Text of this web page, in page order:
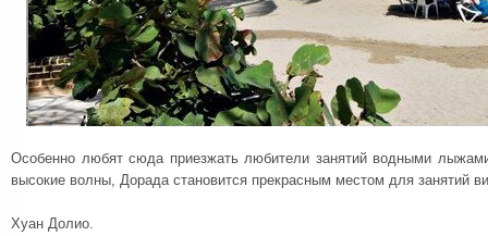
Особенно любят сюда приезжать любители занятий водными
высокие волны, Дорада становится прекрасным местом для занятий
Хуан Долио.